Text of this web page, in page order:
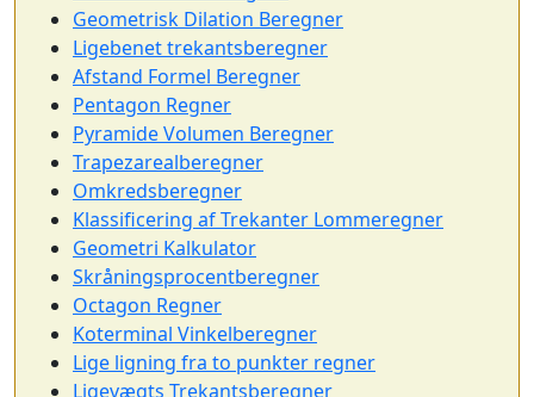
Geometrisk Dilation Beregner
Ligebenet trekantsberegner
Afstand Formel Beregner
Pentagon Regner
Pyramide Volumen Beregner
Trapezarealberegner
Omkredsberegner
Klassificering af Trekanter Lommeregner
Geometri Kalkulator
Skråningsprocentberegner
Octagon Regner
Koterminal Vinkelberegner
Lige ligning fra to punkter regner
Ligevægts Trekantsberegner